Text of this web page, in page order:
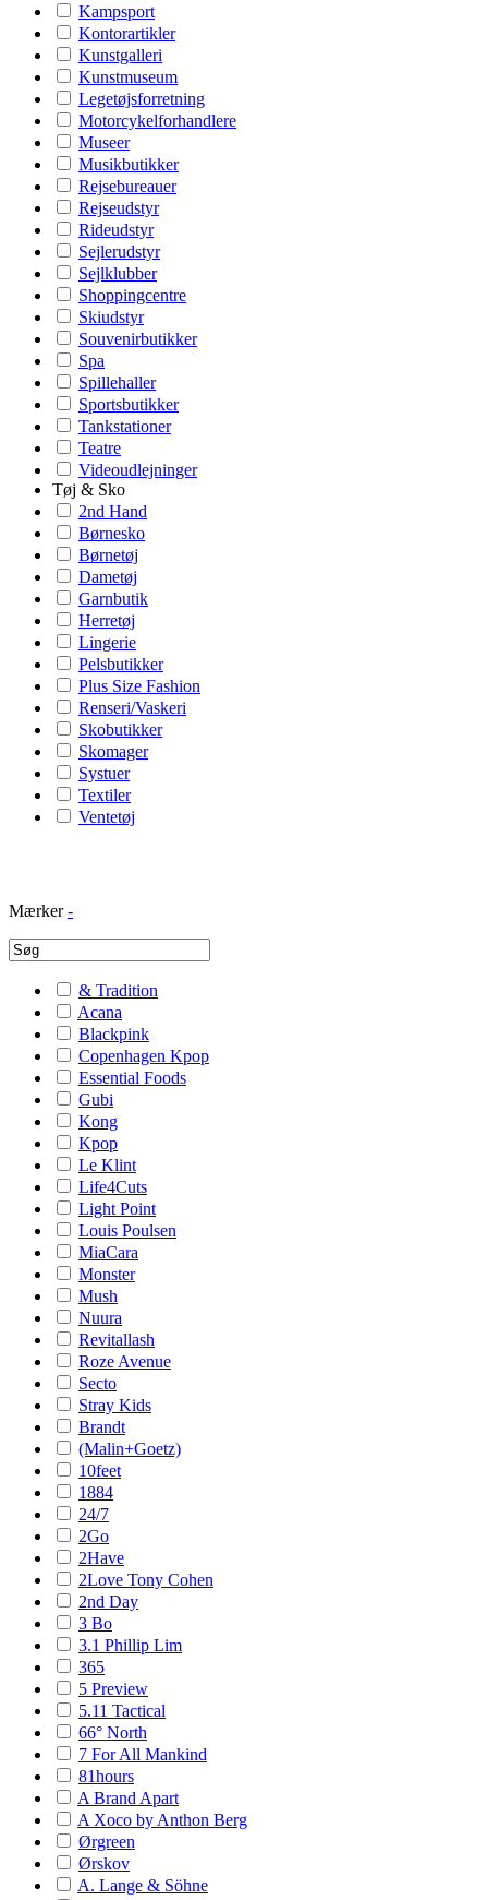
Kampsport
Kontorartikler
Kunstgalleri
Kunstmuseum
Legetøjsforretning
Motorcykelforhandlere
Museer
Musikbutikker
Rejsebureauer
Rejseudstyr
Rideudstyr
Sejlerudstyr
Sejlklubber
Shoppingcentre
Skiudstyr
Souvenirbutikker
Spa
Spillehaller
Sportsbutikker
Tankstationer
Teatre
Videoudlejninger
Tøj & Sko
2nd Hand
Børnesko
Børnetøj
Dametøj
Garnbutik
Herretøj
Lingerie
Pelsbutikker
Plus Size Fashion
Renseri/Vaskeri
Skobutikker
Skomager
Systuer
Textiler
Ventetøj
Mærker -
& Tradition
Acana
Blackpink
Copenhagen Kpop
Essential Foods
Gubi
Kong
Kpop
Le Klint
Life4Cuts
Light Point
Louis Poulsen
MiaCara
Monster
Mush
Nuura
Revitallash
Roze Avenue
Secto
Stray Kids
Brandt
(Malin+Goetz)
10feet
1884
24/7
2Go
2Have
2Love Tony Cohen
2nd Day
3 Bo
3.1 Phillip Lim
365
5 Preview
5.11 Tactical
66° North
7 For All Mankind
81hours
A Brand Apart
A Xoco by Anthon Berg
Ørgreen
Ørskov
A. Lange & Söhne